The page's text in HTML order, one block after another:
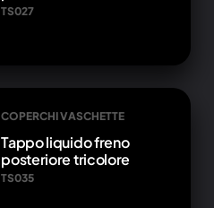
TS027
COPERCHI VASCHETTE
Tappo liquido freno
posteriore tricolore
TS035